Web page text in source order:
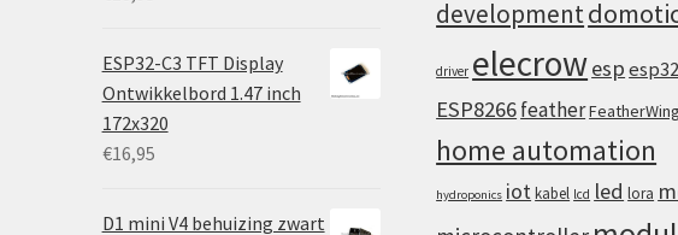
ESP32-C3 TFT Display
Ontwikkelbord 1.47 inch
172x320
€16,95
D1 mini V4 behuizing zwart
development
driver elecrowespesp32
ESP8266featherFeatherWing
home automation
hydroponics iotkabel lcd led lora